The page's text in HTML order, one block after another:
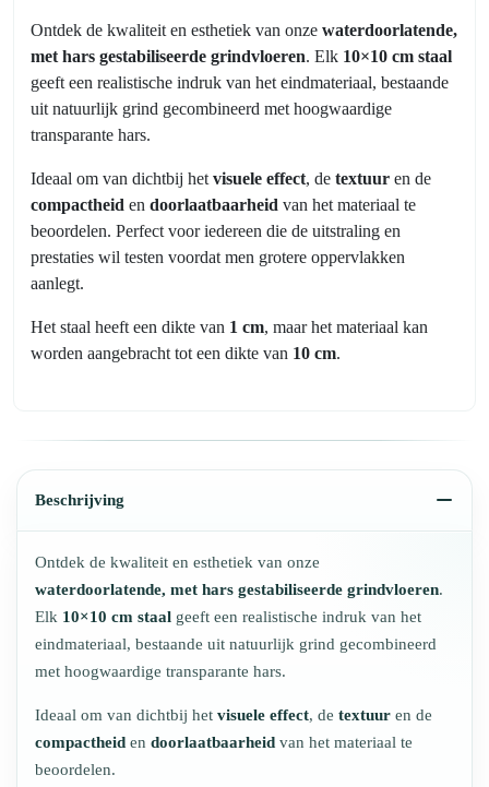
Ontdek de kwaliteit en esthetiek van onze waterdoorlatende,
met hars gestabiliseerde grindvloeren. Elk 10×10 cm staal
geeft een realistische indruk van het eindmateriaal, bestaande
uit natuurlijk grind gecombineerd met hoogwaardige
transparante hars.
Ideaal om van dichtbij het visuele effect, de textuur en de
compactheid en doorlaatbaarheid van het materiaal te
beoordelen. Perfect voor iedereen die de uitstraling en
prestaties wil testen voordat men grotere oppervlakken
aanlegt.
Het staal heeft een dikte van 1 cm, maar het materiaal kan
worden aangebracht tot een dikte van 10 cm.
Beschrijving
Ontdek de kwaliteit en esthetiek van onze
waterdoorlatende, met hars gestabiliseerde grindvloeren.
Elk 10×10 cm staal geeft een realistische indruk van het
eindmateriaal, bestaande uit natuurlijk grind gecombineerd
met hoogwaardige transparante hars.
Ideaal om van dichtbij het visuele effect, de textuur en de
compactheid en doorlaatbaarheid van het materiaal te
beoordelen.